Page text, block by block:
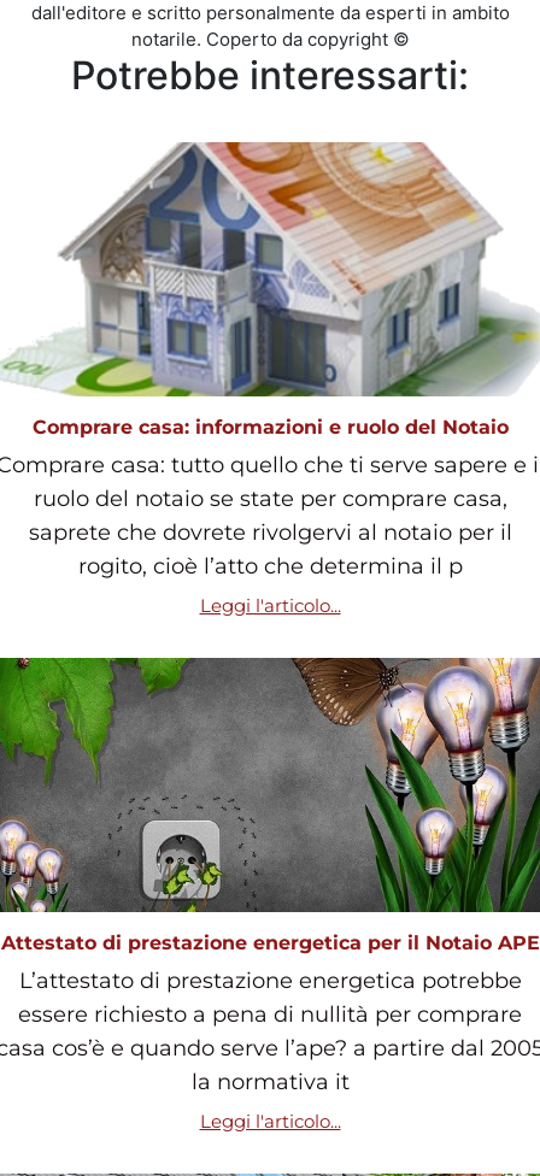
dall'editore e scritto personalmente da esperti in ambito
notarile. Coperto da copyright ©
Potrebbe interessarti:
Comprare casa: informazioni e ruolo del Notaio
casa: tutto quello che ti serve sapere e
ruolo del notaio se state per comprare casa,
saprete che dovrete rivolgervi al notaio per il
rogito, cioè l’atto che determina il p
Leggi l'articolo...
Attestato di prestazione energetica per il Notaio APE
L’attestato di prestazione energetica potrebbe
essere richiesto a pena di nullità per comprare
cos’è e quando serve l’ape? a partire dal
la normativa it
Leggi l'articolo...